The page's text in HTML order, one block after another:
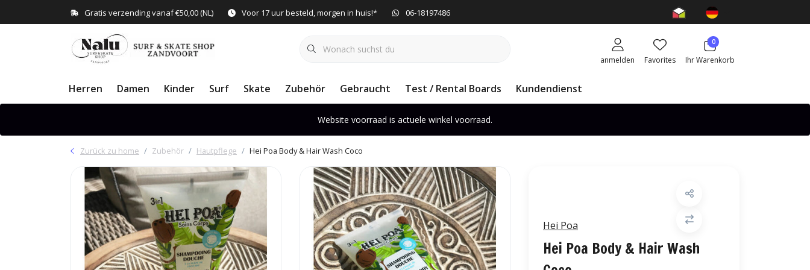
Gratis verzending vanaf €50,00 (NL) Voor 17 uur besteld, morgen in huis!* 06-18197486
anmelden Favorites
0
Ihr Warenkorb
Herren Damen Kinder Surf Skate Zubehör Gebraucht Test / Rental Boards Kundendienst
Website voorraad is actuele winkel voorraad.
Zurück zu home Zubehör Hautpflege Hei Poa Body & Hair Wash Coco
Hei Poa
Hei Poa Body & Hair Wash